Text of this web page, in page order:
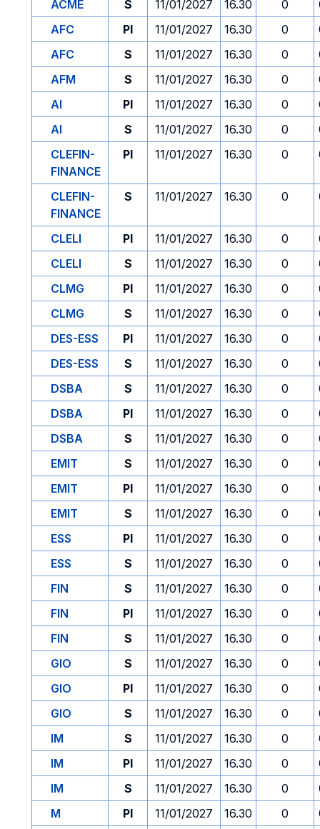
ACME S 11/01/2027 16.30 0
AFC
PI 11/01/2027 16.30 0
AFC
S 11/01/2027 16.30 0
AFM
S 11/01/2027 16.30 0
AI
PI 11/01/2027 16.30 0
AI
S 11/01/2027 16.30 0
CLEFIN-
FINANCE
PI 11/01/2027 16.30 0
CLEFIN-
FINANCE
S 11/01/2027 16.30 0
CLELI PI 11/01/2027 16.30 0
CLELI
S 11/01/2027 16.30 0
CLMG
PI 11/01/2027 16.30 0
CLMG
S 11/01/2027 16.30 0
DES-ESS
PI 11/01/2027 16.30 0
DES-ESS
S 11/01/2027 16.30 0
DSBA
S 11/01/2027 16.30 0
DSBA
PI 11/01/2027 16.30 0
DSBA
S 11/01/2027 16.30 0
EMIT
S 11/01/2027 16.30 0
EMIT
PI 11/01/2027 16.30 0
EMIT
S 11/01/2027 16.30 0
ESS
PI 11/01/2027 16.30 0
ESS
S 11/01/2027 16.30 0
FIN
S 11/01/2027 16.30 0
FIN
PI 11/01/2027 16.30 0
FIN
S 11/01/2027 16.30 0
GIO
S 11/01/2027 16.30 0
GIO
PI 11/01/2027 16.30 0
GIO
S 11/01/2027 16.30 0
IM
S 11/01/2027 16.30 0
IM
PI 11/01/2027 16.30 0
IM
S 11/01/2027 16.30 0
M
PI 11/01/2027 16.30 0